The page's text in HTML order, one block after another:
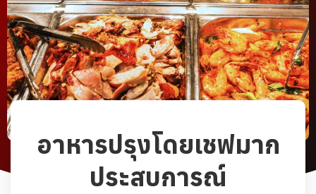
อาหารปรุงโดยเชฟมาก
ประสบการณ์